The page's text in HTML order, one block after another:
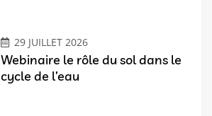
29 JUILLET 2026
Webinaire le rôle du sol dans le
cycle de l’eau